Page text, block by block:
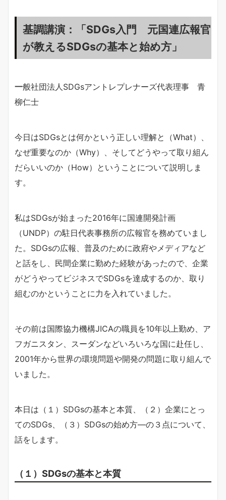
基調講演：「SDGs入門 元国連広報官
が教えるSDGsの基本と始め方」
一般社団法人SDGsアントレプレナーズ代表理事 青
柳仁士
今日はSDGsとは何かという正しい理解と（What）、
なぜ重要なのか（Why）、そしてどうやって取り組ん
だらいいのか（How）ということについて説明しま
す。
私はSDGsが始まった2016年に国連開発計画
（UNDP）の駐日代表事務所の広報官を務めていまし
た。SDGsの広報、普及のために政府やメディアなど
と話をし、民間企業に勤めた経験があったので、企業
がどうやってビジネスでSDGsを達成するのか、取り
組むのかということに力を入れていました。
その前は国際協力機構JICAの職員を10年以上勤め、ア
フガニスタン、スーダンなどいろいろな国に赴任し、
2001年から世界の環境問題や開発の問題に取り組んで
いました。
本日は（１）SDGsの基本と本質、（２）企業にとっ
てのSDGs、（３）SDGsの始め方―の３点について、
話をします。
（１）SDGsの基本と本質